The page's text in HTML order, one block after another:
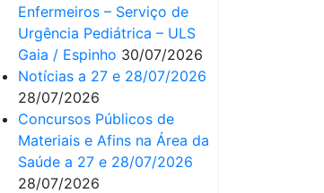
Enfermeiros – Serviço de
Urgência Pediátrica – ULS
Gaia / Espinho 30/07/2026
Notícias a 27 e 28/07/2026
28/07/2026
Concursos Públicos de
Materiais e Afins na Área da
Saúde a 27 e 28/07/2026
28/07/2026